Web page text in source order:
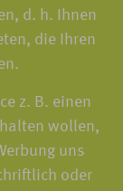
d. h. Ihnen
die Ihren
z. B. einen
wollen,
uns
oder